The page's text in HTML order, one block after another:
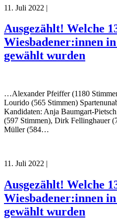
11. Juli 2022 |
Ausgezählt! Welche
Wiesbadener:innen
gewählt wurden
…Alexander Pfeiffer (1180
Lourido (565 Stimmen)
Kandidaten: Anja Baumgart-
(597 Stimmen), Dirk Fellinghauer
Müller (584…
11. Juli 2022 |
Ausgezählt! Welche
Wiesbadener:innen
gewählt wurden